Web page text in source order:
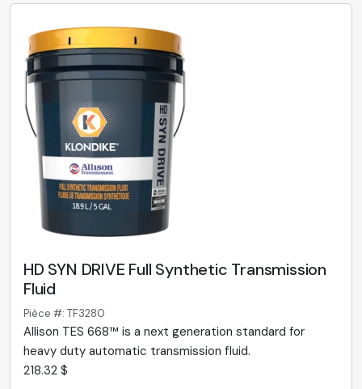
HD SYN DRIVE Full Synthetic Transmission
Fluid
Pièce #: TF3280
Allison TES 668™ is a next generation standard for
heavy duty automatic transmission fluid.
218.32 $